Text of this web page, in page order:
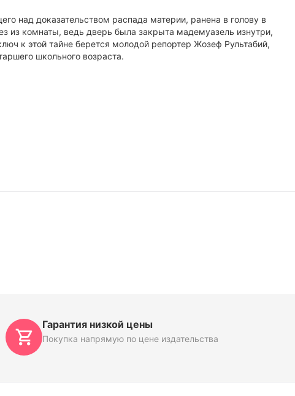
над доказательством распада материи, ранена в голову в
из комнаты, ведь дверь была закрыта мадемуазель изнутри,
к этой тайне берется молодой репортер Жозеф Рультабий,
школьного возраста.
Гарантия низкой цены
Покупка напрямую по цене издательства